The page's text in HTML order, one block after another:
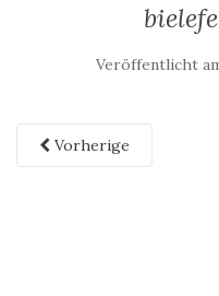
Veröffentlicht
Vorherige